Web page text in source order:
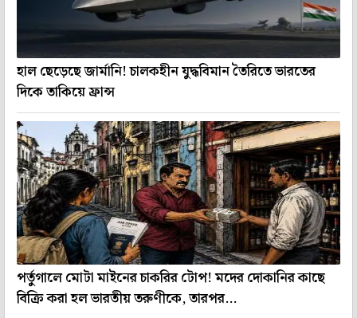
হাল ছেড়েছে জার্মানি! চালকহীন যুদ্ধবিমান তৈরিতে ভারতের
দিকে তাকিয়ে ফ্রান্স
পর্তুগালে মোটা মাইনের চাকরির টোপ! মদের দোকানির কাছে
বিক্রি করা হল ভারতীয় তরুণীকে, তারপর...